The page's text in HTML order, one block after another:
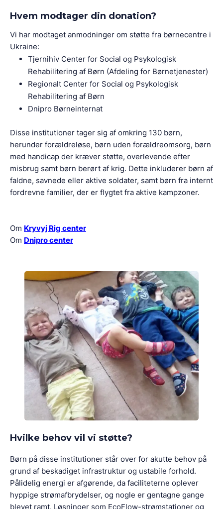
Hvem modtager din donation?
Vi har modtaget anmodninger om støtte fra børnecentre i
Ukraine:
Tjernihiv Center for Social og Psykologisk
Rehabilitering af Børn (Afdeling for Børnetjenester)
Regionalt Center for Social og Psykologisk
Rehabilitering af Børn
Dnipro Børneinternat
Disse institutioner tager sig af omkring 130 børn,
herunder forældreløse, børn uden forældreomsorg, børn
med handicap der kræver støtte, overlevende efter
misbrug samt børn berørt af krig. Dette inkluderer børn af
faldne, savnede eller aktive soldater, samt børn fra internt
fordrevne familier, der er flygtet fra aktive kampzoner.
Om Kryvyj Rig center
Om Dnipro center
Hvilke behov vil vi støtte?
Børn på disse institutioner står over for akutte behov på
grund af beskadiget infrastruktur og ustabile forhold.
Pålidelig energi er afgørende, da faciliteterne oplever
hyppige strømafbrydelser, og nogle er gentagne gange
blevet ramt. Løsninger som EcoFlow-strømstationer og